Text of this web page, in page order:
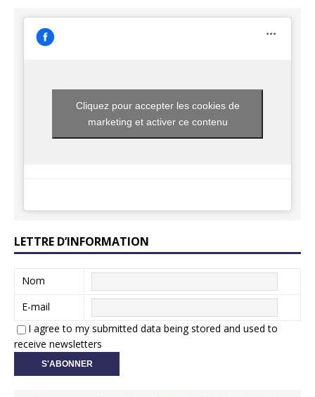
Cliquez pour accepter les cookies de
marketing et activer ce contenu
LETTRE D’INFORMATION
Nom
E-mail
I agree to my submitted data being stored and used to
receive newsletters